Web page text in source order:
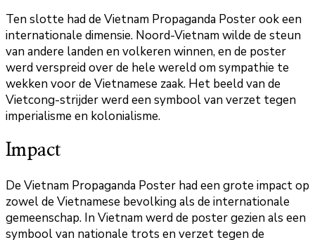
Ten slotte had de Vietnam Propaganda Poster ook een
internationale dimensie. Noord-Vietnam wilde de steun
van andere landen en volkeren winnen, en de poster
werd verspreid over de hele wereld om sympathie te
wekken voor de Vietnamese zaak. Het beeld van de
Vietcong-strijder werd een symbool van verzet tegen
imperialisme en kolonialisme.
Impact
De Vietnam Propaganda Poster had een grote impact op
zowel de Vietnamese bevolking als de internationale
gemeenschap. In Vietnam werd de poster gezien als een
symbool van nationale trots en verzet tegen de